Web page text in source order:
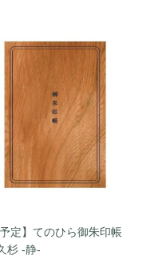
予定】てのひら御朱印帳
杉 -静-